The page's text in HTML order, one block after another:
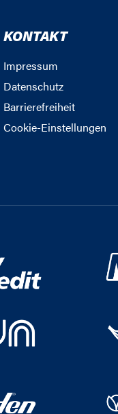
KONTAKT
Impressum
Datenschutz
Barrierefreiheit
Cookie-Einstellungen